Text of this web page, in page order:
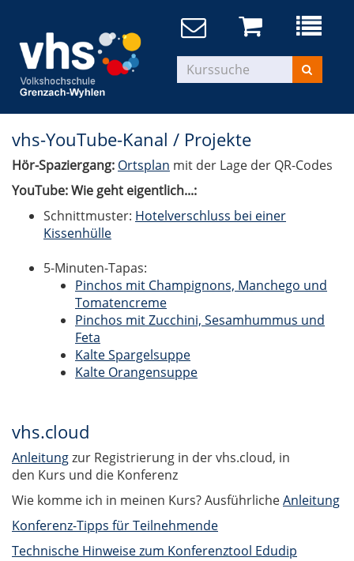
vhs-YouTube-Kanal / Projekte
Hör-Spaziergang: Ortsplan mit der Lage der QR-Codes
YouTube: Wie geht eigentlich...:
Schnittmuster: Hotelverschluss bei einer
Kissenhülle
5-Minuten-Tapas:
Pinchos mit Champignons, Manchego und
Tomatencreme
Pinchos mit Zucchini, Sesamhummus und
Feta
Kalte Spargelsuppe
Kalte Orangensuppe
vhs.cloud
Anleitungzur Registrierung in der vhs.cloud, in
den Kurs und die Konferenz
Wie komme ich in meinen Kurs? AusführlicheAnleitung
Konferenz-Tipps für Teilnehmende
Technische Hinweise zum Konferenztool Edudip